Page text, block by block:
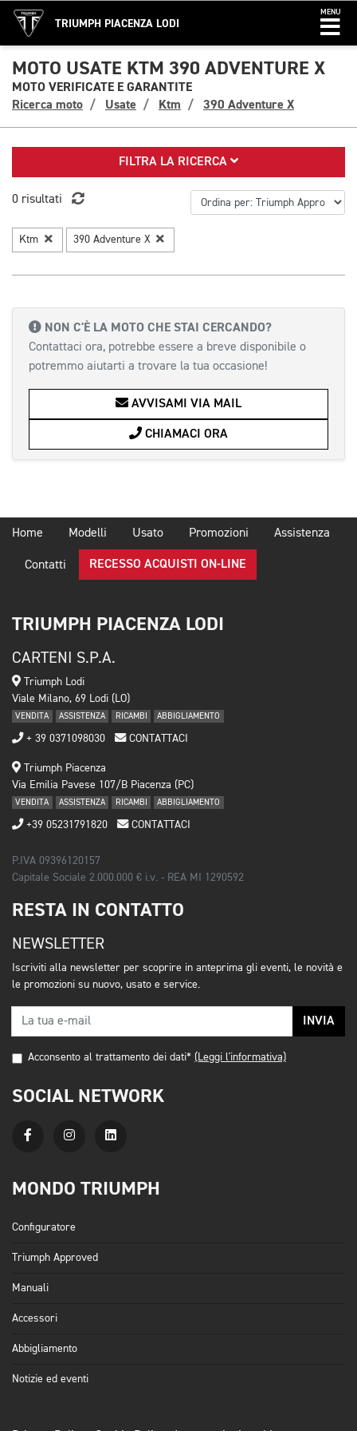
TRIUMPH PIACENZA LODI
MENU
MOTO USATE KTM 390 ADVENTURE X
MOTO VERIFICATE E GARANTITE
Ricerca moto
Usate Ktm 390 Adventure X
FILTRA LA RICERCA
0 risultati
Ktm 390 Adventure X
NON C'È LA MOTO CHE STAI CERCANDO?
Contattaci ora, potrebbe essere a breve disponibile o
potremmo aiutarti a trovare la tua occasione!
AVVISAMI VIA MAIL
CHIAMACI ORA
Home Modelli Usato Promozioni Assistenza
Contatti RECESSO ACQUISTI ON-LINE
TRIUMPH PIACENZA LODI
CARTENI S.P.A.
Triumph Lodi
Viale Milano, 69 Lodi (LO)
VENDITA ASSISTENZA RICAMBI ABBIGLIAMENTO
+ 39 0371098030 CONTATTACI
Triumph Piacenza
Via Emilia Pavese 107/B Piacenza (PC)
VENDITA ASSISTENZA RICAMBI ABBIGLIAMENTO
+39 05231791820 CONTATTACI
P.IVA 09396120157
Capitale Sociale 2.000.000 € i.v. - REA MI 1290592
RESTA IN CONTATTO
NEWSLETTER
Iscriviti alla newsletter per scoprire in anteprima gli eventi, le novità e
le promozioni su nuovo, usato e service.
INVIA
Acconsento al trattamento dei dati* (Leggi l'informativa)
SOCIAL NETWORK
MONDO TRIUMPH
Configuratore
Triumph Approved
Manuali
Accessori
Abbigliamento
Notizie ed eventi